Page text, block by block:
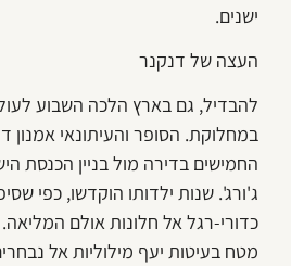
ישנים.
העצה של דנקנר
להבדיל, גם בארץ הלכה השבוע
במחלוקת. הסופר והעיתונאי אמנון
החמישים בדירה מול בניין הכנסת
ג'ורג'. שנות ילדותו הוקדשו, כפי
כדורי-רגל אל חלונות אולם המליאה.
מטח בעיטות יעף מילוליות אל